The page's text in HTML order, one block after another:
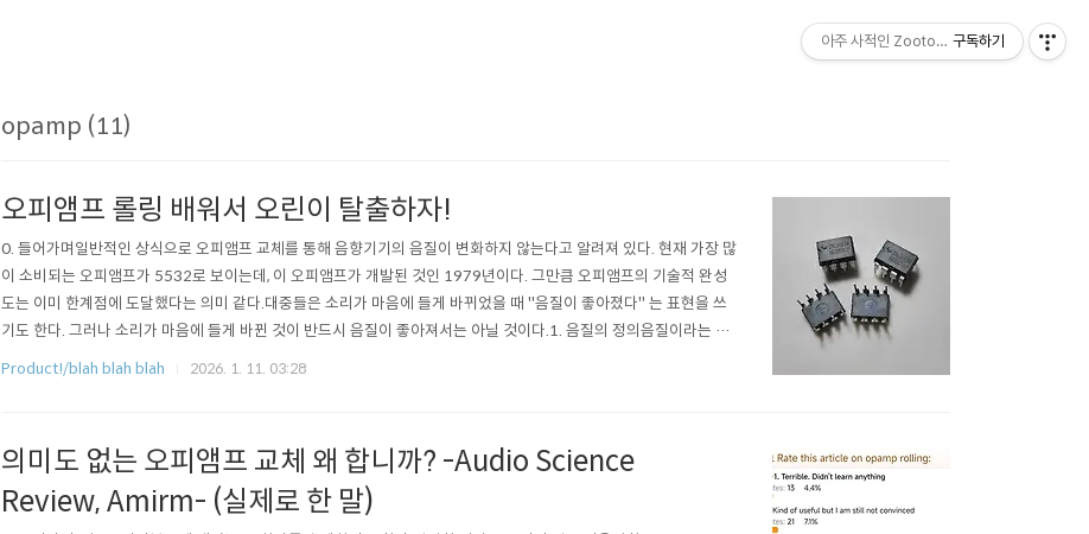
opamp (11)
오피앰프 롤링 배워서 오린이 탈출하자!
0. 들어가며일반적인 상식으로 오피앰프 교체를 통해 음향기기의 음질이 변화하지 않는다고 알려져 있다. 현재 가장 많
이 소비되는 오피앰프가 5532로 보이는데, 이 오피앰프가 개발된 것인 1979년이다. 그만큼 오피앰프의 기술적 완성
도는 이미 한계점에 도달했다는 의미 같다.대중들은 소리가 마음에 들게 바뀌었을 때 "음질이 좋아졌다" 는 표현을 쓰
기도 한다. 그러나 소리가 마음에 들게 바뀐 것이 반드시 음질이 좋아져서는 아닐 것이다.1. 음질의 정의음질이라는 단
어의 정의를 봐야 할텐데, 음질의 구성 요소는 다음과 같다.- 다이내믹 레인지 (Dynamic Range)- 토탈 하모닉 디스토
Product!/blah blah blah 2026. 1. 11. 03:28
의미도 없는 오피앰프 교체 왜 합니까? -Audio Science
Review, Amirm- (실제로 한 말)
아주 사적인 Zootopia구독하기